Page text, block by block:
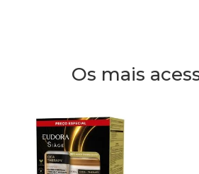
Os mais